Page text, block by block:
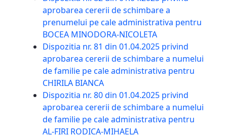
aprobarea cererii de schimbare a
prenumelui pe cale administrativa pentru
BOCEA MINODORA-NICOLETA
Dispozitia nr. 81 din 01.04.2025 privind
aprobarea cererii de schimbare a numelui
de familie pe cale administrativa pentru
CHIRILA BIANCA
Dispozitia nr. 80 din 01.04.2025 privind
aprobarea cererii de schimbare a numelui
de familie pe cale administrativa pentru
AL-FIRI RODICA-MIHAELA